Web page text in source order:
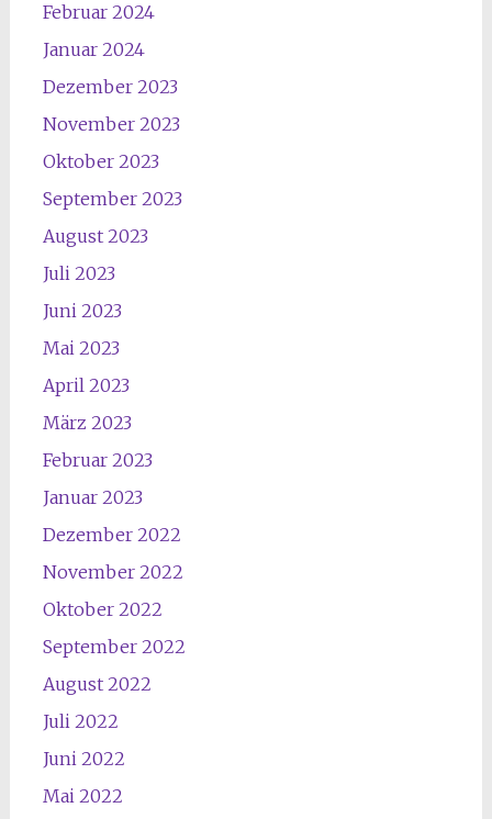
Februar 2024
Januar 2024
Dezember 2023
November 2023
Oktober 2023
September 2023
August 2023
Juli 2023
Juni 2023
Mai 2023
April 2023
März 2023
Februar 2023
Januar 2023
Dezember 2022
November 2022
Oktober 2022
September 2022
August 2022
Juli 2022
Juni 2022
Mai 2022